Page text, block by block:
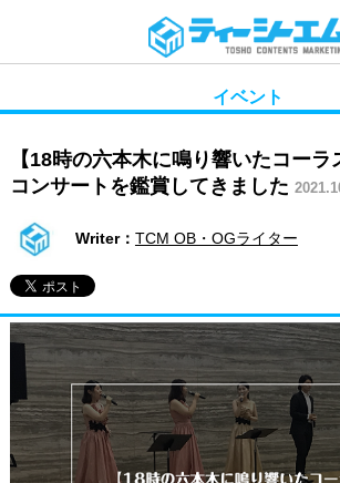
イベント
【18時の六本木に鳴り響いたコー
コンサートを鑑賞してきました
Writer： TCM OB・OGライター